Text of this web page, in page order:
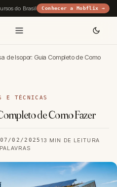
do Brasil Conhecer a Mobflix →
de Isopor: Guia Completo de Como
E TÉCNICAS
de Como Fazer
07/02/2025 13 MIN DE LEITURA